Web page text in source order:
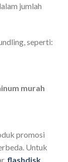
jumlah
seperti:
murah
promosi
Untuk
flashdisk